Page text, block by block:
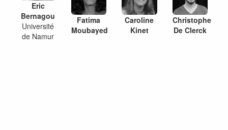
Eric
Bernagou
Université
de Namur
Fatima
Moubayed
Caroline
Kinet
Christophe
De Clerck